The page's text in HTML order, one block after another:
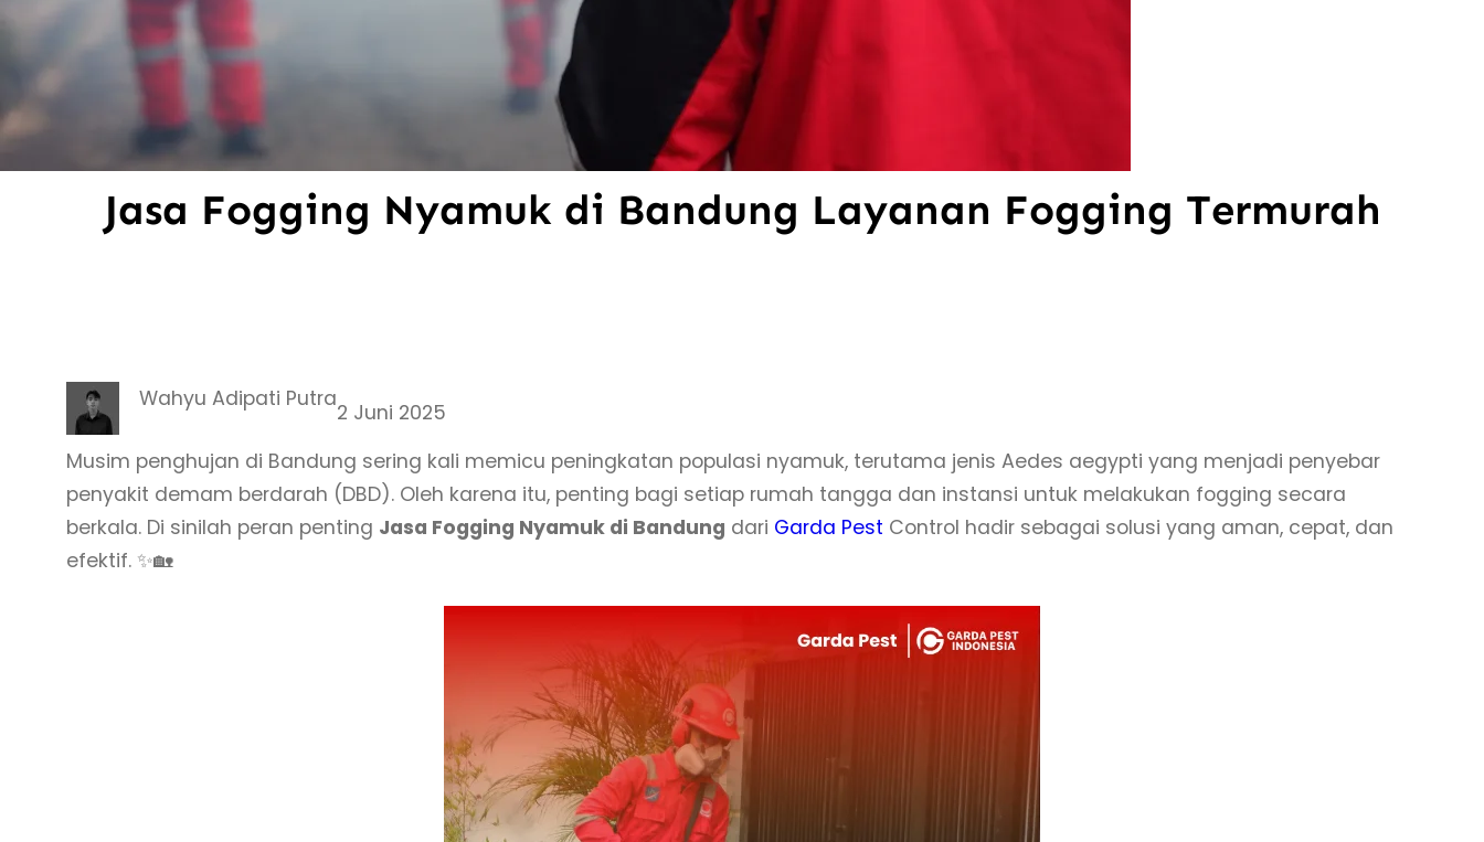
Jasa Fogging Nyamuk di Bandung Layanan Fogging Termurah
Wahyu Adipati Putra
2 Juni 2025
Musim penghujan di Bandung sering kali memicu peningkatan populasi nyamuk, terutama jenis Aedes aegypti yang menjadi penyebar
penyakit demam berdarah (DBD). Oleh karena itu, penting bagi setiap rumah tangga dan instansi untuk melakukan fogging secara
berkala. Di sinilah peran penting Jasa Fogging Nyamuk di Bandung dari Garda Pest Control hadir sebagai solusi yang aman, cepat, dan
efektif. ✨🏡